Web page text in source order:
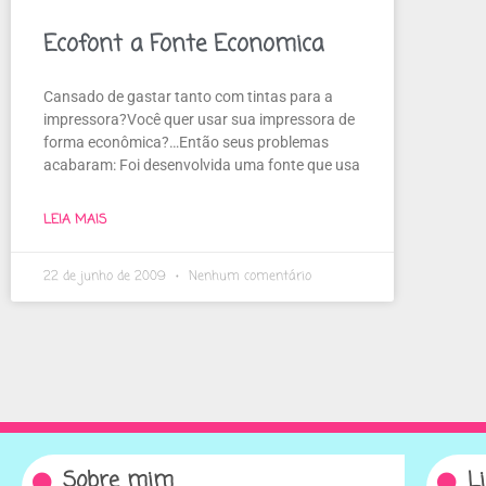
Ecofont a Fonte Economica
Cansado de gastar tanto com tintas para a
impressora?Você quer usar sua impressora de
forma econômica?…Então seus problemas
acabaram: Foi desenvolvida uma fonte que usa
LEIA MAIS
22 de junho de 2009 Nenhum comentário